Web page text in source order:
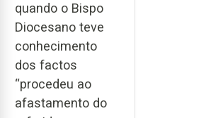
quando o Bispo
Diocesano teve
conhecimento
dos factos
“procedeu ao
afastamento do